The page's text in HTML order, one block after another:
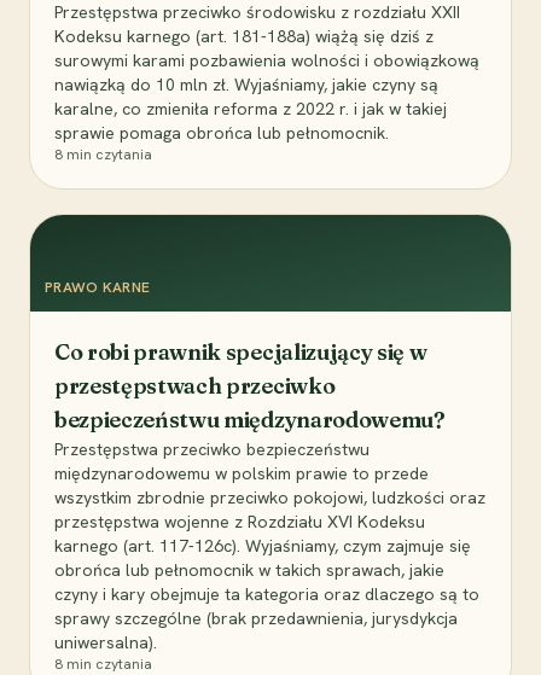
Przestępstwa przeciwko środowisku z rozdziału XXII
Kodeksu karnego (art. 181-188a) wiążą się dziś z
surowymi karami pozbawienia wolności i obowiązkową
nawiązką do 10 mln zł. Wyjaśniamy, jakie czyny są
karalne, co zmieniła reforma z 2022 r. i jak w takiej
sprawie pomaga obrońca lub pełnomocnik.
8 min czytania
PRAWO KARNE
Co robi prawnik specjalizujący się w
przestępstwach przeciwko
bezpieczeństwu międzynarodowemu?
Przestępstwa przeciwko bezpieczeństwu
międzynarodowemu w polskim prawie to przede
wszystkim zbrodnie przeciwko pokojowi, ludzkości oraz
przestępstwa wojenne z Rozdziału XVI Kodeksu
karnego (art. 117-126c). Wyjaśniamy, czym zajmuje się
obrońca lub pełnomocnik w takich sprawach, jakie
czyny i kary obejmuje ta kategoria oraz dlaczego są to
sprawy szczególne (brak przedawnienia, jurysdykcja
uniwersalna).
8 min czytania